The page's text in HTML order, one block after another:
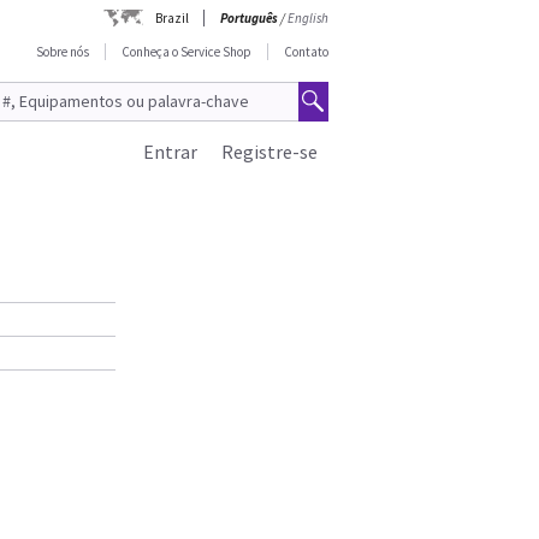
Brazil Português/English
Sobre nós
Conheça o Service Shop Contato
Registre-se
Entrar